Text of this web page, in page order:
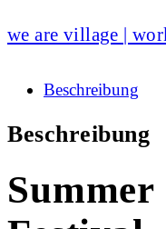
we are village |
Beschreibung
Beschreibung